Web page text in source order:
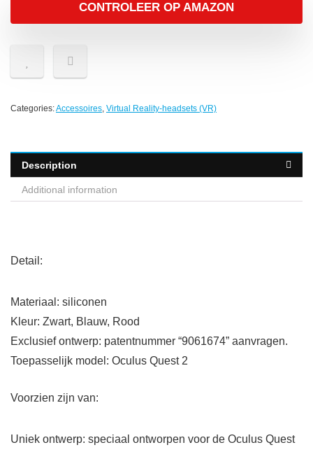
CONTROLEER OP AMAZON
Categories:Accessoires, Virtual Reality-headsets (VR)
Description
Additional information
Detail:
Materiaal: siliconen
Kleur: Zwart, Blauw, Rood
Exclusief ontwerp: patentnummer “9061674” aanvragen.
Toepasselijk model: Oculus Quest 2
Voorzien zijn van:
Uniek ontwerp: speciaal ontworpen voor de Oculus Quest